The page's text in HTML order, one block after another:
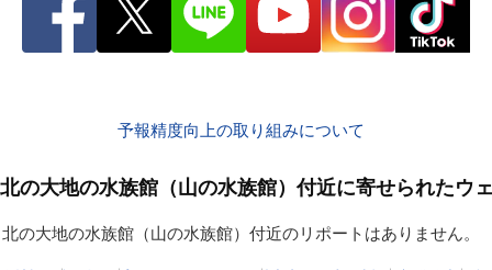
予報精度向上の取り組みについて
北の大地の水族館（山の水族館）付近に寄せられたウ
北の大地の水族館（山の水族館）付近のリポートはありません。